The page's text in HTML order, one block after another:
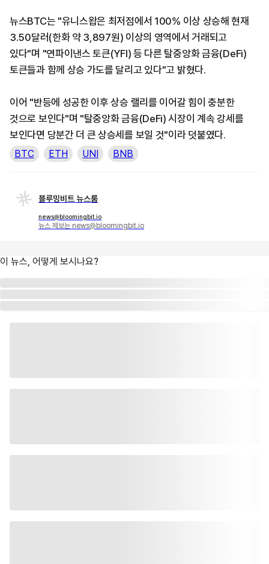
뉴스BTC는 "유니스왑은 최저점에서 100% 이상 상승해 현재
3.50달러(한화 약 3,897원) 이상의 영역에서 거래되고
있다"며 "연파이낸스 토큰(YFI) 등 다른 탈중앙화 금융(DeFi)
토큰들과 함께 상승 가도를 달리고 있다"고 밝혔다.
이어 "반등에 성공한 이후 상승 랠리를 이어갈 힘이 충분한
것으로 보인다"며 "탈중앙화 금융(DeFi) 시장이 계속 강세를
보인다면 당분간 더 큰 상승세를 보일 것"이라 덧붙였다.
BTC ETH UNI BNB
블루밍비트 뉴스룸
news@bloomingbit.io
뉴스 제보는 news@bloomingbit.io
이 뉴스, 어떻게 보시나요?